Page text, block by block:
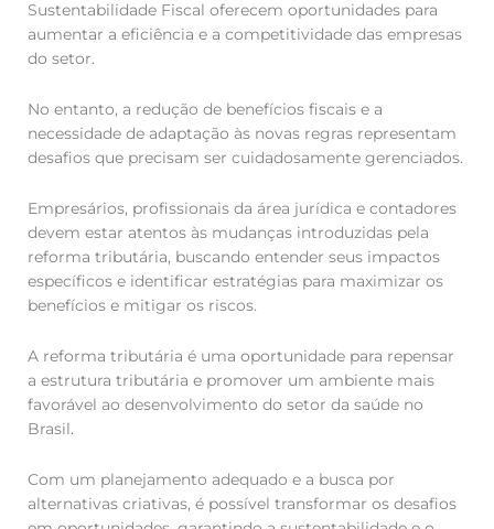
Sustentabilidade Fiscal oferecem oportunidades para
aumentar a eficiência e a competitividade das empresas
do setor.
No entanto, a redução de benefícios fiscais e a
necessidade de adaptação às novas regras representam
desafios que precisam ser cuidadosamente gerenciados.
Empresários, profissionais da área jurídica e contadores
devem estar atentos às mudanças introduzidas pela
reforma tributária, buscando entender seus impactos
específicos e identificar estratégias para maximizar os
benefícios e mitigar os riscos.
A reforma tributária é uma oportunidade para repensar
a estrutura tributária e promover um ambiente mais
favorável ao desenvolvimento do setor da saúde no
Brasil.
Com um planejamento adequado e a busca por
alternativas criativas, é possível transformar os desafios